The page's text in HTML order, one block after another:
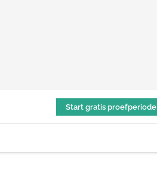
Start gratis proefperiode